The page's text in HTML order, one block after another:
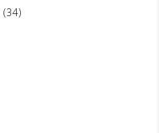
(34)